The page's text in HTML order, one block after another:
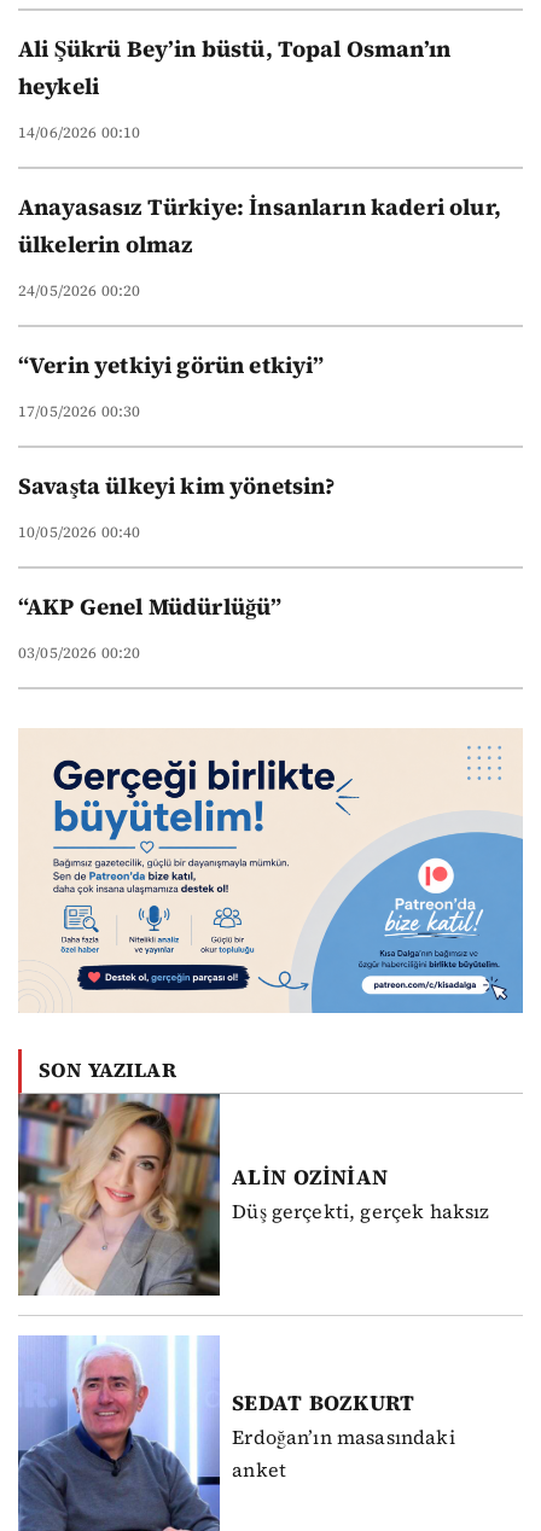
Ali Şükrü Bey’in büstü, Topal Osman’ın
heykeli
14/06/2026 00:10
Anayasasız Türkiye: İnsanların kaderi olur,
ülkelerin olmaz
24/05/2026 00:20
“Verin yetkiyi görün etkiyi”
17/05/2026 00:30
Savaşta ülkeyi kim yönetsin?
10/05/2026 00:40
“AKP Genel Müdürlüğü”
03/05/2026 00:20
SON YAZILAR
ALİN OZİNİAN
Düş gerçekti, gerçek haksız
SEDAT BOZKURT
Erdoğan’ın masasındaki
anket